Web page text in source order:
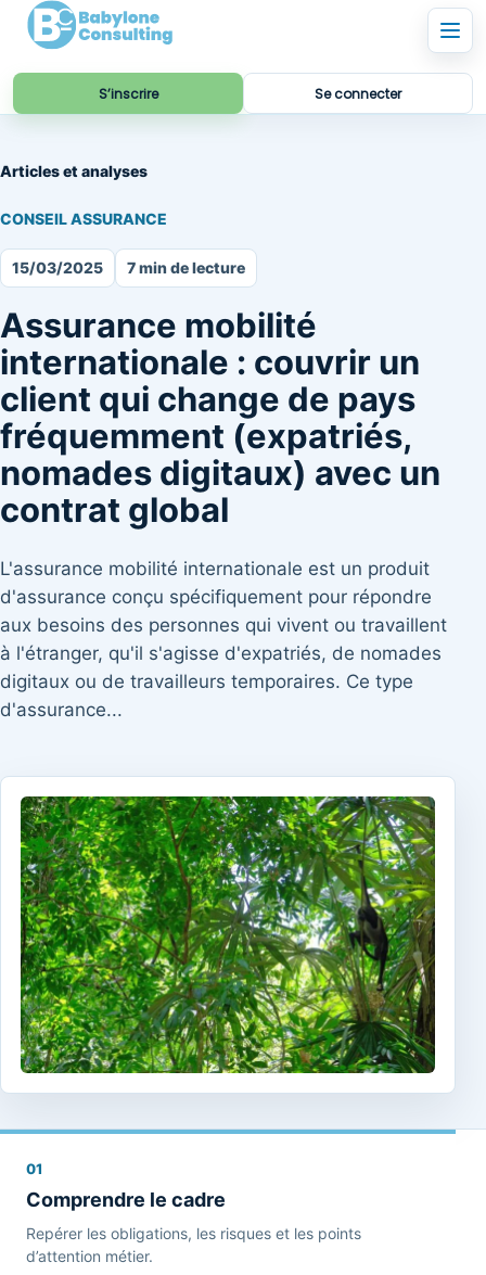
S’inscrire Se connecter
Articles et analyses
CONSEIL ASSURANCE
15/03/2025 7 min de lecture
Assurance mobilité
internationale : couvrir un
client qui change de pays
fréquemment (expatriés,
nomades digitaux) avec un
contrat global
L'assurance mobilité internationale est un produit
d'assurance conçu spécifiquement pour répondre
aux besoins des personnes qui vivent ou travaillent
à l'étranger, qu'il s'agisse d'expatriés, de nomades
digitaux ou de travailleurs temporaires. Ce type
d'assurance...
01
Comprendre le cadre
Repérer les obligations, les risques et les points
d’attention métier.